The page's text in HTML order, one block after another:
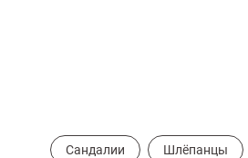
Сандалии Шлёпанцы